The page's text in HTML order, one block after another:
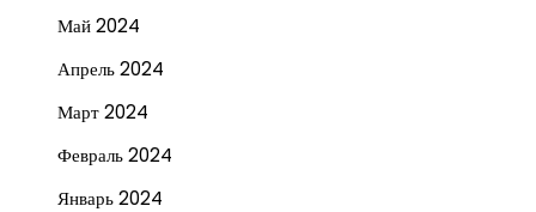
Май 2024
Апрель 2024
Март 2024
Февраль 2024
Январь 2024